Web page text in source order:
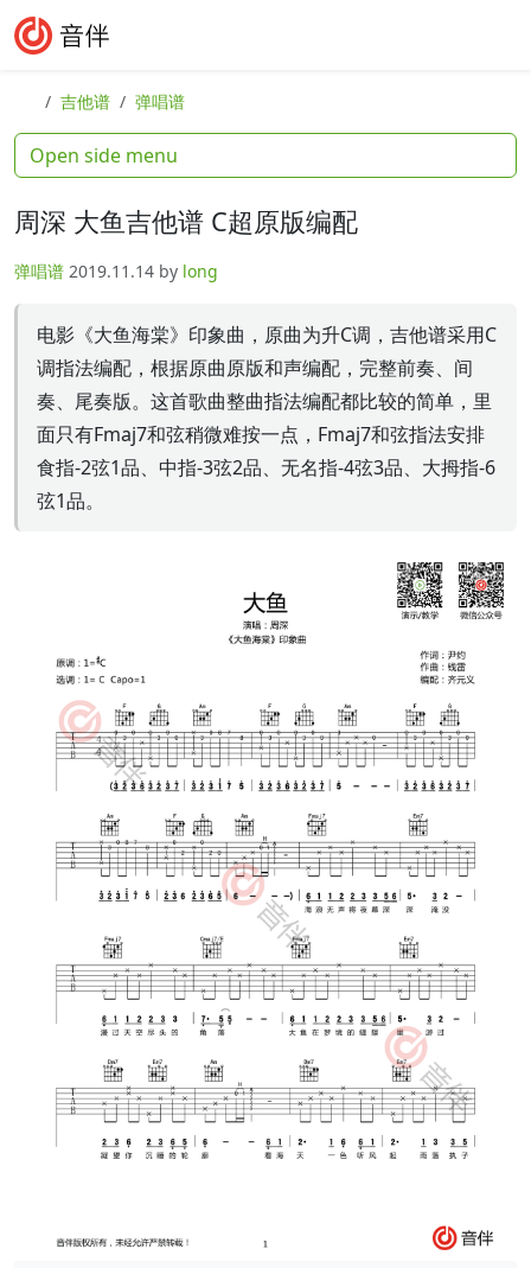
Skip to content
Skip to footer
吉他谱 弹唱谱
周深 大鱼吉他谱 C超原版编配
弹唱谱 2019.11.14 by long
电影《大鱼海棠》印象曲，原曲为升C调，吉他谱采用C
调指法编配，根据原曲原版和声编配，完整前奏、间
奏、尾奏版。这首歌曲整曲指法编配都比较的简单，里
面只有Fmaj7和弦稍微难按一点，Fmaj7和弦指法安排
食指-2弦1品、中指-3弦2品、无名指-4弦3品、大拇指-6
弦1品。
Open side menu